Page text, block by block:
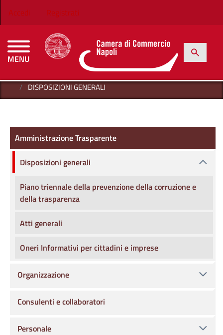
Menu profilo utente
Accedi Registrati
MENU
CAMERE DI COMMERCIO D'ITALIA
Cerca
h
DISPOSIZIONI GENERALI
Amministrazione Trasparente
Amministrazione Trasparente
Disposizioni generali
Piano triennale della prevenzione della corruzione e
della trasparenza
Atti generali
Oneri Informativi per cittadini e imprese
Organizzazione
Consulenti e collaboratori
Personale